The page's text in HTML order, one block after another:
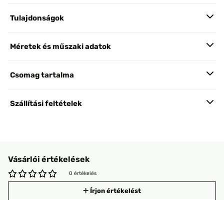
Tulajdonságok
Méretek és műszaki adatok
Csomag tartalma
Szállítási feltételek
Vásárlói értékelések
0 értékelés
Írjon értékelést